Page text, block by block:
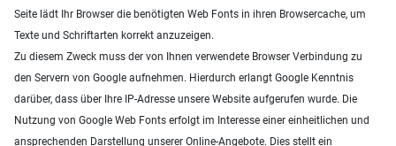
Seite lädt Ihr Browser die benötigten Web Fonts in ihren Browsercache, um
Texte und Schriftarten korrekt anzuzeigen.
Zu diesem Zweck muss der von Ihnen verwendete Browser Verbindung zu
den Servern von Google aufnehmen. Hierdurch erlangt Google Kenntnis
darüber, dass über Ihre IP-Adresse unsere Website aufgerufen wurde. Die
Nutzung von Google Web Fonts erfolgt im Interesse einer einheitlichen und
ansprechenden Darstellung unserer Online-Angebote. Dies stellt ein